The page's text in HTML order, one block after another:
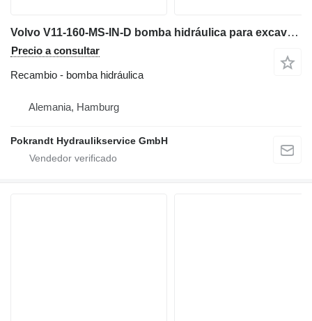
Volvo V11-160-MS-IN-D bomba hidráulica para excavadora
Precio a consultar
Recambio - bomba hidráulica
Alemania, Hamburg
Pokrandt Hydraulikservice GmbH